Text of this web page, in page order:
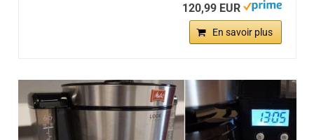
120,99 EUR
En savoir plus